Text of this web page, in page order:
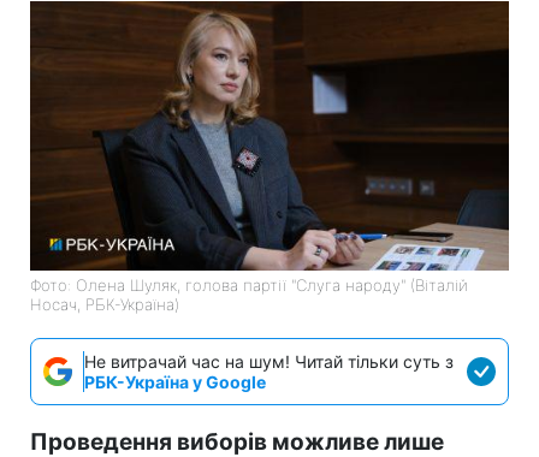
Фото: Олена Шуляк, голова партії "Слуга народу" (Віталій
Носач, РБК-Україна)
Не витрачай час на шум! Читай тільки суть з
РБК-Україна у Google
Проведення виборів можливе лише